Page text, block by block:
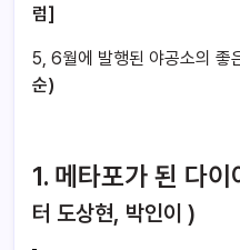
럼]
5, 6월에 발행된 야공소의 좋
순)
1. 메타포가 된 다이
터 도상현, 박인이 )